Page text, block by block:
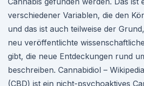
verschiedener Variablen, die den
und das ist auch teilweise der
neu veröffentlichte
gibt, die neue Entdeckungen rund
beschreiben. Cannabidiol –
(CBD) ist ein nicht-psychoaktives